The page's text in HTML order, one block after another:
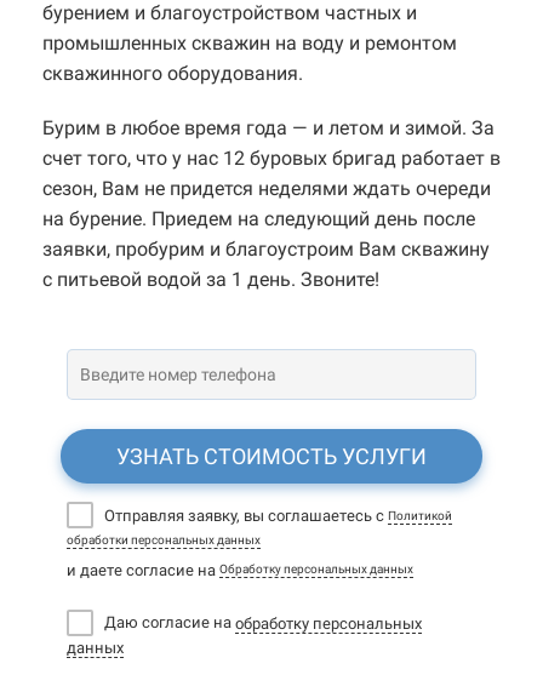
бурением и благоустройством частных и
промышленных скважин на воду и ремонтом
скважинного оборудования.
Бурим в любое время года — и летом и зимой. За
счет того, что у нас 12 буровых бригад работает в
сезон, Вам не придется неделями ждать очереди
на бурение. Приедем на следующий день после
заявки, пробурим и благоустроим Вам скважину
с питьевой водой за 1 день. Звоните!
УЗНАТЬ СТОИМОСТЬ УСЛУГИ
Отправляя заявку, вы соглашаетесь с Политикой
обработки персональных данных
и даете согласие на Обработку персональных данных
Даю согласие на обработку персональных
данных